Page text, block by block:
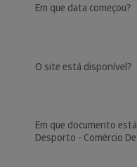
Em que data começou?
O site está disponível?
Em que documento
Desporto - Comércio